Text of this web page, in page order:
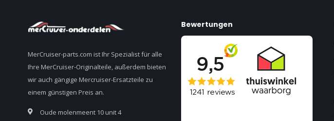
MerCruiser-parts.com ist Ihr Spezialist für alle
Ihre MerCruiser-Originalteile, außerdem bieten
wir auch gängige Mercruiser-Ersatzteile zu
einem günstigen Preis an.
Oude molenmeent 10 unit 4
Bewertungen